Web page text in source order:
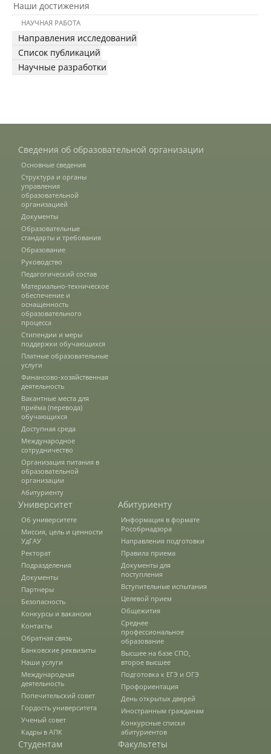
Выпускники факультета
Научные разработки
Консультационные услуги
Список публикаций
Информационные системы
Лесохозяйственный факультет
Кафедры ЛХФ
Научные школы
Направления подготовки
Научные разработки
Консультационные услуги
Список публикаций
Информационные системы
Факультет ветеринарной медицины
Кафедры ФВМ
История факультета
Наши достижения
НАУЧНАЯ РАБОТА
Направления исследований
Список публикаций
Научные разработки
Сведения об образовательной организации
Основные сведения
Структура и органы
управления
образовательной
организацией
Документы
Образовательные
стандарты и требования
Образование
Руководство
Педагогический состав
Материально-техническое
обеспечение и
оснащенность
образовательного
процесса
Стипендии и меры
поддержки обучающихся
Платные образовательные
услуги
Финансово-хозяйственная
деятельность
Вакантные места для
приёма (перевода)
обучающихся
Доступная среда
Международное
сотрудничество
Организация питания в
образовательной
организации
Абитуриенту
Университет
Об университете
Миссия, цель и ценности
УдГАУ
Ректорат
Подразделения
Документы
Партнеры
Безопасность
Конкурсы и вакансии
Контакты
Обратная связь
Банковские реквизиты
Наши услуги
Международная
деятельность
Попечительский совет
Гордость университета
Ученый совет
Кадры в АПК
Абитуриенту
Информация в формате
Рособрнадзора
Направления подготовки
Правила приема
Документы для
поступления
Вступительные испытания
Целевой прием
Общежития
Среднее
профессиональное
образование
Высшее на базе СПО,
второе высшее
Подготовка к ЕГЭ и ОГЭ
Профориентация
День открытых дверей
Иностранным гражданам
Конкурсные списки
абитуриентов
Студентам Факультеты